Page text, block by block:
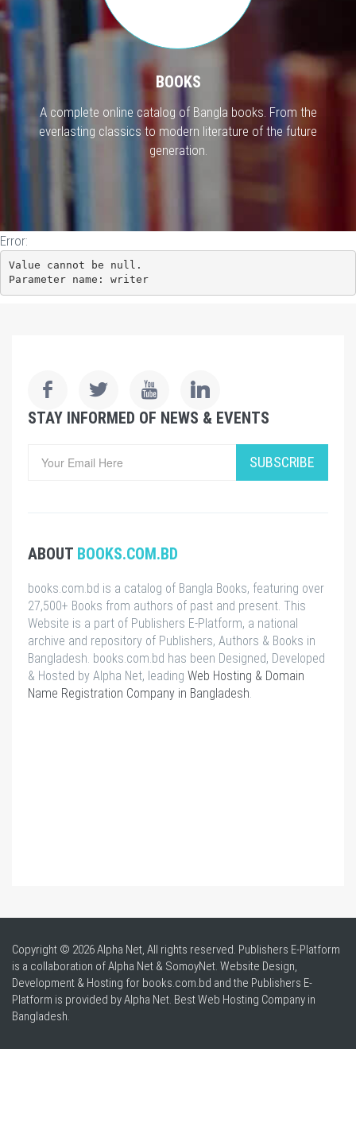
BOOKS
A complete online catalog of Bangla books. From the
everlasting classics to modern literature of the future
generation.
Error:
Value cannot be null.
Parameter name: writer
STAY INFORMED OF NEWS & EVENTS
SUBSCRIBE
ABOUT BOOKS.COM.BD
books.com.bd is a catalog of Bangla Books, featuring over
27,500+ Books from authors of past and present. This
Website is a part of Publishers E-Platform, a national
archive and repository of Publishers, Authors & Books in
Bangladesh. books.com.bd has been Designed, Developed
& Hosted by Alpha Net, leading Web Hosting & Domain
Name Registration Company in Bangladesh
Copyright © 2026 Alpha Net, All rights reserved. Publishers E-Platform
is a collaboration of Alpha Net & SomoyNet. Website Design,
Development & Hosting for books.com.bd and the Publishers E-
Platform is provided by Alpha Net. BestWeb Hosting Company in
Bangladesh.